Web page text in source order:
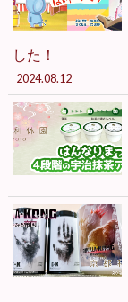
した！
2024.08.12